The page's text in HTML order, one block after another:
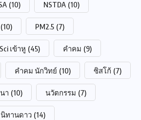
(10) NSTDA (10)
(10) PM2.5 (7)
Sci เข้าหู (45) คำคม (9)
คำคม นักวิทย์ (10) ซิสโก้ (7)
า (10) นวัตกรรม (7)
นิทานดาว (14)